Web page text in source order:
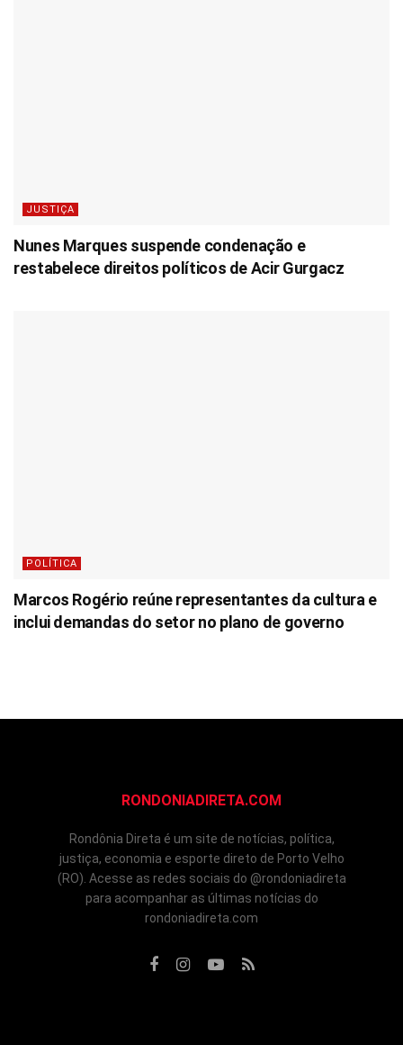
JUSTIÇA
Nunes Marques suspende condenação e
restabelece direitos políticos de Acir Gurgacz
POLÍTICA
Marcos Rogério reúne representantes da cultura e
inclui demandas do setor no plano de governo
RONDONIADIRETA.COM
Rondônia Direta é um site de notícias, política,
justiça, economia e esporte direto de Porto Velho
(RO). Acesse as redes sociais do @rondoniadireta
para acompanhar as últimas notícias do
rondoniadireta.com